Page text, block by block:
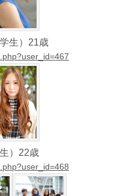
生）21歳
）22歳